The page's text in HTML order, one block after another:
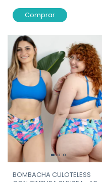
Comprar
BOMBACHA CULOTELESS